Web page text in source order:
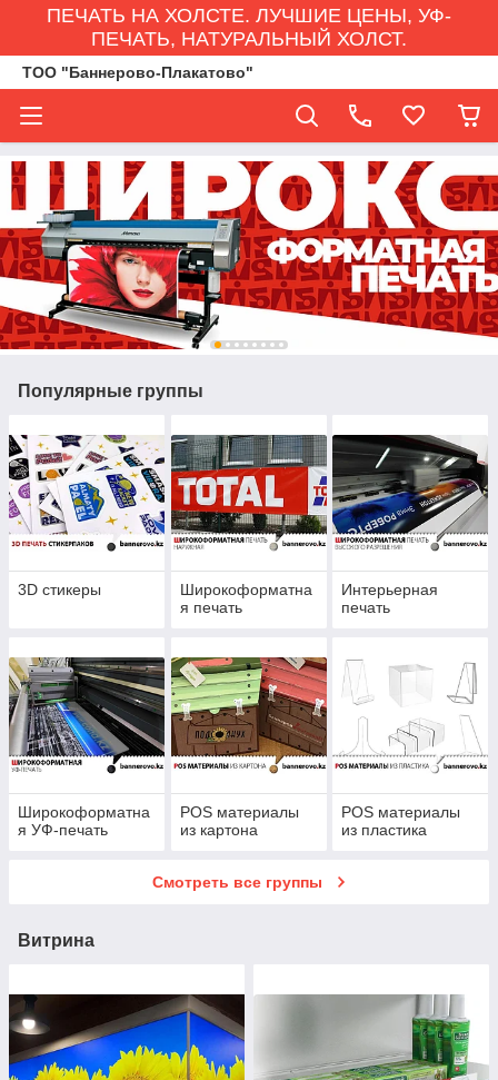
ПЕЧАТЬ НА ХОЛСТЕ. ЛУЧШИЕ ЦЕНЫ, УФ-
ПЕЧАТЬ, НАТУРАЛЬНЫЙ ХОЛСТ.
ТОО "Баннерово-Плакатово"
Популярные группы
3D стикеры
Широкоформатна
я печать
Интерьерная
печать
Широкоформатна
я УФ-печать
POS материалы
из картона
POS материалы
из пластика
Смотреть все группы
Витрина